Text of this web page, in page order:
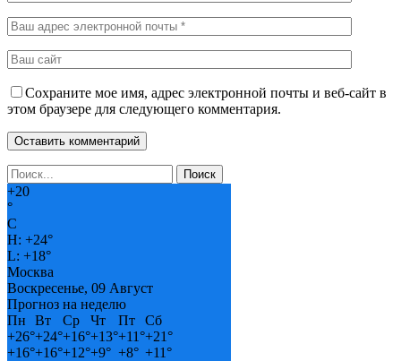
Сохраните мое имя, адрес электронной почты и веб-сайт в
этом браузере для следующего комментария.
+20
°
C
H: +24°
L: +18°
Москва
Воскресенье, 09 Август
Прогноз на неделю
Пн
Вт Ср Чт Пт
Сб
+26°+24°+16°+13°+11°+21°
+16°+16°+12°+9° +8° +11°